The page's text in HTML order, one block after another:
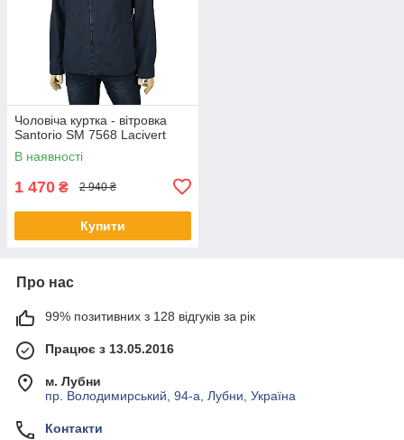
Чоловіча куртка - вітровка
Santorio SM 7568 Lacivert
В наявності
1 470 ₴ 2 940 ₴
Купити
Про нас
99% позитивних з 128 відгуків за рік
Працює з 13.05.2016
м. Лубни
пр. Володимирський, 94-а, Лубни, Україна
Контакти